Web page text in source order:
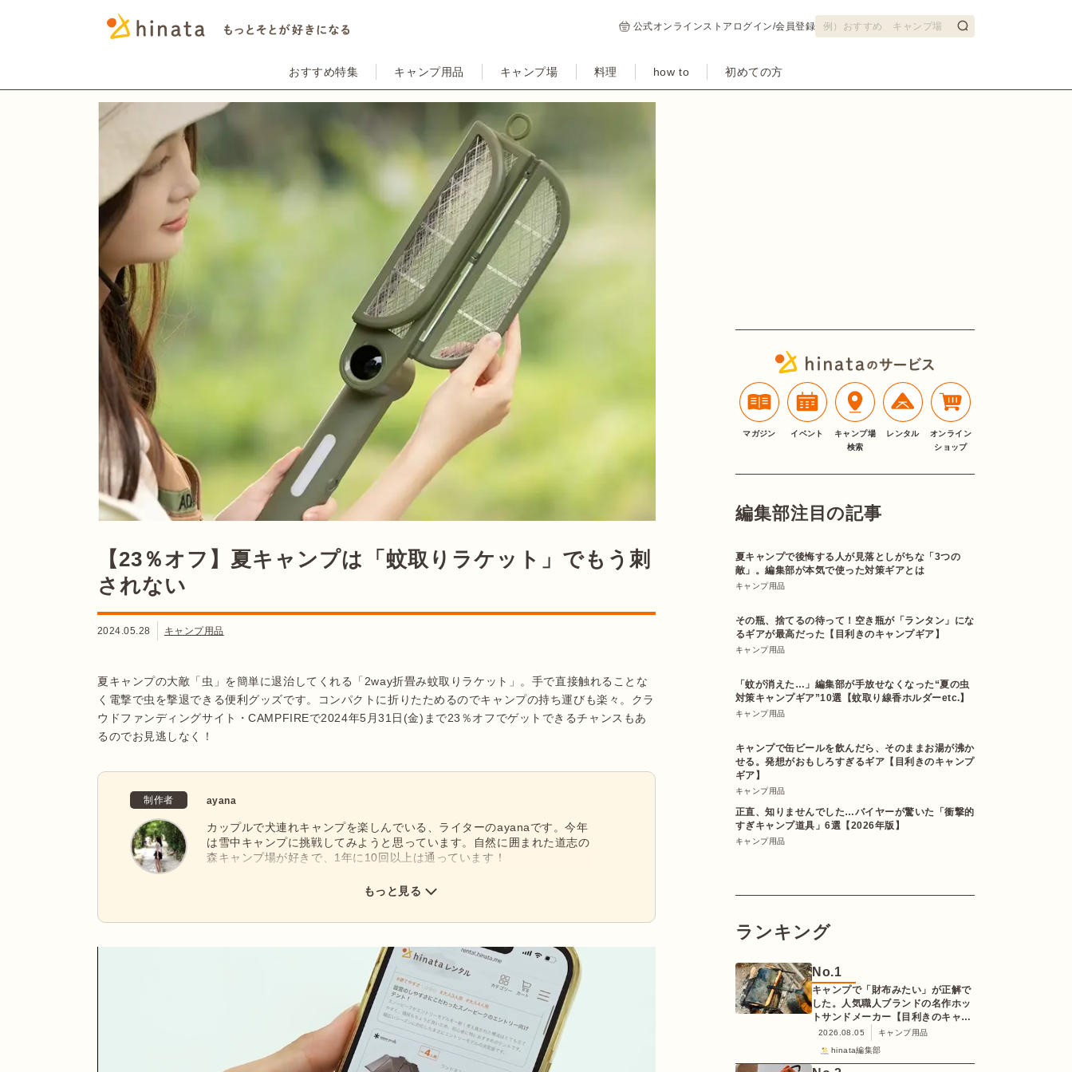
公式オンラインストア ログイン/会員登録
おすすめ特集 キャンプ用品 キャンプ場 料理 how to 初めての方
【23％オフ】夏キャンプは「蚊取りラケット」でもう刺
されない
2024.05.28 キャンプ用品
夏キャンプの大敵「虫」を簡単に退治してくれる「2way折畳み蚊取りラケット」。手で直接触れることな
く電撃で虫を撃退できる便利グッズです。コンパクトに折りたためるのでキャンプの持ち運びも楽々。クラ
ウドファンディングサイト・CAMPFIREで2024年5月31日(金)まで23％オフでゲットできるチャンスもあ
るのでお見逃しなく！
制作者 ayana
カップルで犬連れキャンプを楽しんでいる、ライターのayanaです。今年
は雪中キャンプに挑戦してみようと思っています。自然に囲まれた道志の
森キャンプ場が好きで、1年に10回以上は通っています！
もっと見る
マガジン イベント
キャンプ場
検索
レンタル
オンライン
ショップ
編集部注目の記事
夏キャンプで後悔する人が見落としがちな「3つの
敵」。編集部が本気で使った対策ギアとは
キャンプ用品
その瓶、捨てるの待って！空き瓶が「ランタン」にな
るギアが最高だった【目利きのキャンプギア】
キャンプ用品
「蚊が消えた…」編集部が手放せなくなった“夏の虫
対策キャンプギア”10選【蚊取り線香ホルダーetc.】
キャンプ用品
キャンプで缶ビールを飲んだら、そのままお湯が沸か
せる。発想がおもしろすぎるギア【目利きのキャンプ
ギア】
キャンプ用品
正直、知りませんでした…バイヤーが驚いた「衝撃的
すぎキャンプ道具」6選【2026年版】
キャンプ用品
ランキング
No.1
キャンプで「財布みたい」が正解で
した。人気職人ブランドの名作ホッ
トサンドメーカー【目利きのキャン
プギア】
2026.08.05
キャンプ用品
hinata編集部